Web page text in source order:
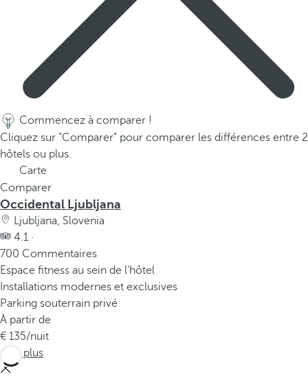
Commencez à comparer !
Cliquez sur “Comparer” pour comparer les différences entre 2
hôtels ou plus.
Carte
Comparer
Occidental Ljubljana
Ljubljana, Slovenia
4.1 ·
700 Commentaires
Espace fitness au sein de l'hôtel
Installations modernes et exclusives
Parking souterrain privé
À partir de
135/nuit
Voir plus